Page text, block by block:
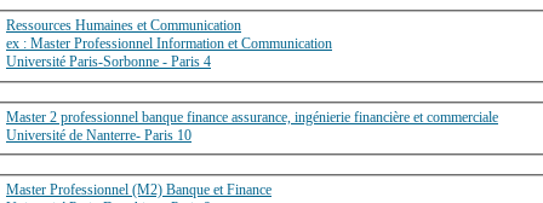
Ressources Humaines et Communication
ex : Master Professionnel Information et Communication
Université Paris-Sorbonne - Paris 4
Master 2 professionnel banque finance assurance, ingénierie financière et commerciale
Université de Nanterre- Paris 10
Master Professionnel (M2) Banque et Finance